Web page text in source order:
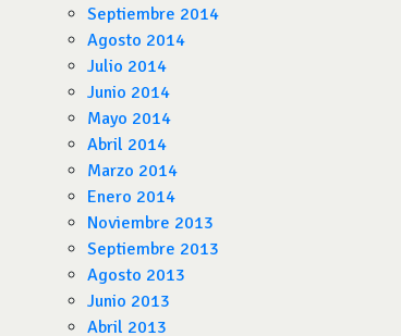
Septiembre 2014
Agosto 2014
Julio 2014
Junio 2014
Mayo 2014
Abril 2014
Marzo 2014
Enero 2014
Noviembre 2013
Septiembre 2013
Agosto 2013
Junio 2013
Abril 2013